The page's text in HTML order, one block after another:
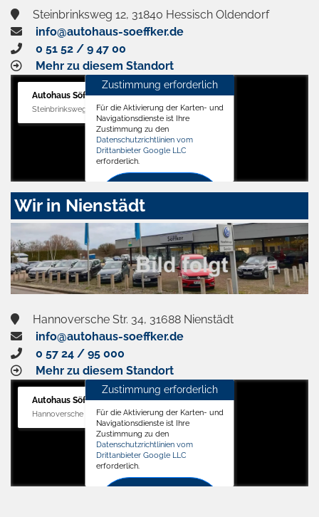
Steinbrinksweg 12, 31840 Hessisch Oldendorf
info@autohaus-soeffker.de
0 51 52 / 9 47 00
Mehr zu diesem Standort
Autohaus Söffker GmbH
Steinbrinksweg 12, 31840 Hessisch Oldendorf
Zustimmung erforderlich
Für die Aktivierung der Karten- und
Navigationsdienste ist Ihre
Zustimmung zu den
Datenschutzrichtlinien vom
Drittanbieter Google LLC
erforderlich.
Zustimmen
aktivieren
Wir in Nienstädt
Hannoversche Str. 34, 31688 Nienstädt
info@autohaus-soeffker.de
0 57 24 / 95 000
Mehr zu diesem Standort
Autohaus Söffker GmbH
Hannoversche Str. 34, 31688 Nienstädt
Zustimmung erforderlich
Für die Aktivierung der Karten- und
Navigationsdienste ist Ihre
Zustimmung zu den
Datenschutzrichtlinien vom
Drittanbieter Google LLC
erforderlich.